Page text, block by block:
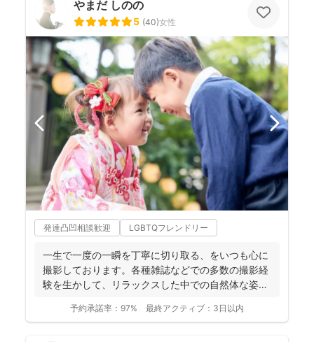
やまだ しのの
5 (40)女性
発達凸凹相談歓迎 LGBTQフレンドリー
一生で一度の一瞬を丁寧に切り取る、をいつも心に
撮影しております。各種雑誌などでの多数の撮影経
験を生かして、リラックスした中での自然体な姿の
予約承諾率： 97% 最終アクティブ： 3日以内